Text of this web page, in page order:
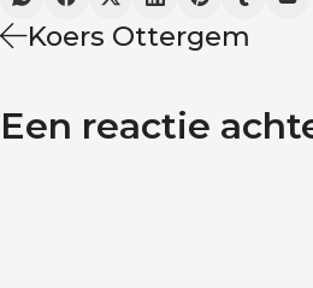
Koers Ottergem
Een reactie